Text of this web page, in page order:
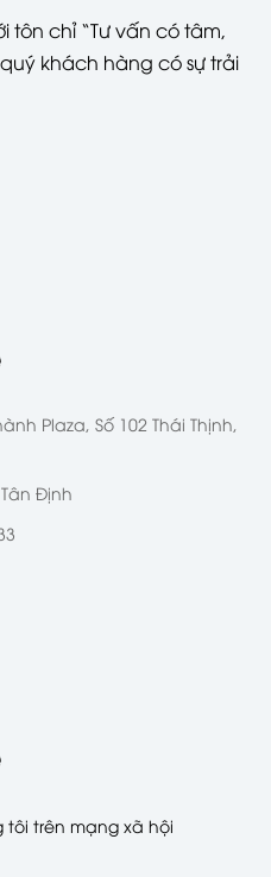
tôn chỉ “Tư vấn có tâm,
khách hàng có sự trải
Plaza, Số 102 Thái Thịnh,
Định
trên mạng xã hội